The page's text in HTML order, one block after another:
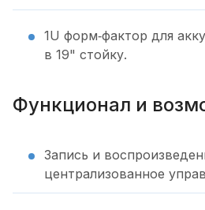
1U форм‑фактор для
в 19" стойку.
Функционал и
Запись и
централизованное